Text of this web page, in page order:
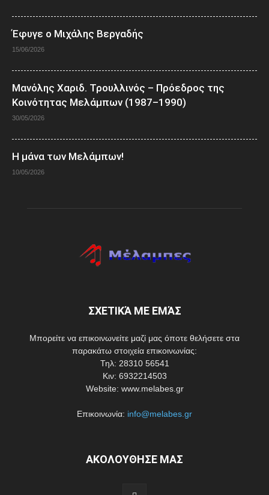
Έφυγε ο Μιχάλης Βεργαδής
15/06/2026
Μανόλης Χαριδ. Τρουλλινός – Πρόεδρος της
Κοινότητας Μελάμπων (1987–1990)
30/05/2026
Η μάνα των Μελάμπων!
10/05/2026
ΣΧΕΤΙΚΆ ΜΕ ΕΜΆΣ
Μπορείτε να επικοινωνείτε μαζί μας όποτε θελήσετε στα
παρακάτω στοιχεία επικοινωνίας:
Τηλ: 28310 56541
Κιν: 6932214503
Website: www.melabes.gr
Επικοινωνία: info@melabes.gr
ΑΚΟΛΟΥΘΗΣΕ ΜΑΣ